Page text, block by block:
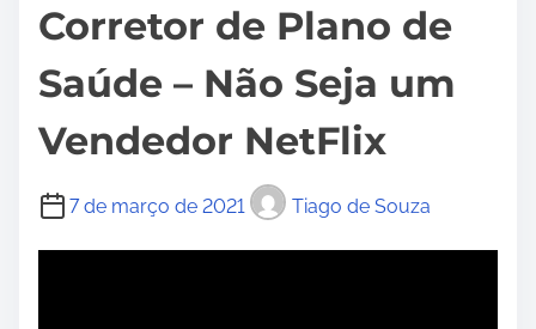
Corretor de Plano de
Saúde – Não Seja um
Vendedor NetFlix
7 de março de 2021 Tiago de Souza